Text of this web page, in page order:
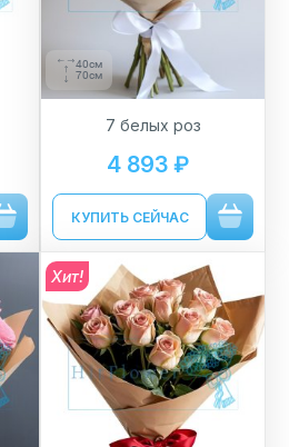
40см
70см
7 белых роз
4 893 ₽
КУПИТЬ СЕЙЧАС
Хит!